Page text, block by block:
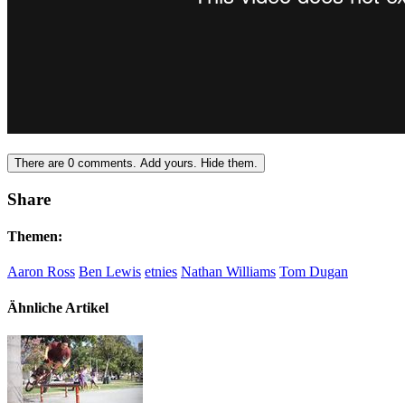
There are 0 comments. Add yours. Hide them.
Share
Themen:
Aaron Ross Ben Lewis etnies Nathan Williams Tom Dugan
Ähnliche Artikel